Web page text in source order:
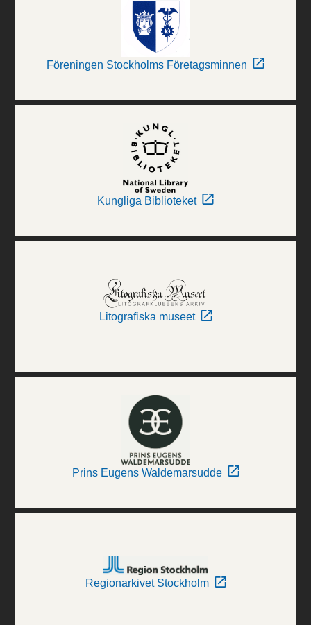
Föreningen Stockholms Företagsminnen
Kungliga Biblioteket
Litografiska museet
Prins Eugens Waldemarsudde
Regionarkivet Stockholm